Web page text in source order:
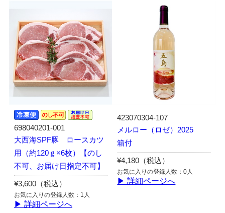
698040201-001
大西海SPF豚 ロースカツ
用（約120ｇ×6枚）【のし
不可、お届け日指定不可】
¥3,600（税込）
お気に入りの登録人数：1人
▶ 詳細ページへ
423070304-107
メルロー（ロゼ）2025
箱付
¥4,180（税込）
お気に入りの登録人数：0人
▶ 詳細ページへ